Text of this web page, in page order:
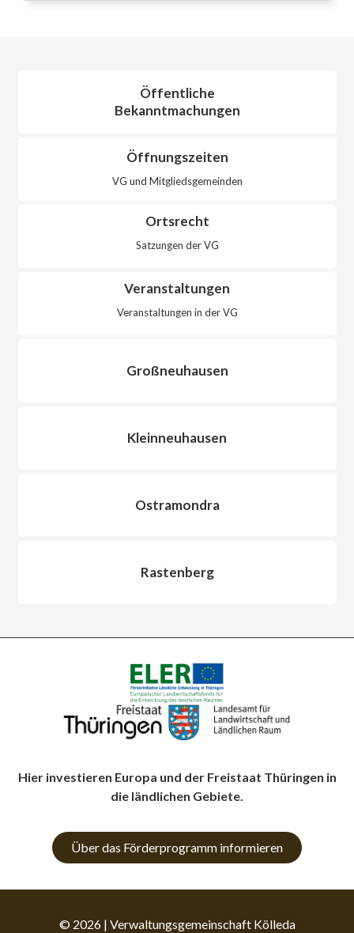
Öffentliche
Bekanntmachungen
Öffnungszeiten
VG und Mitgliedsgemeinden
Ortsrecht
Satzungen der VG
Veranstaltungen
Veranstaltungen in der VG
Großneuhausen
Kleinneuhausen
Ostramondra
Rastenberg
Hier investieren Europa und der Freistaat Thüringen in
die ländlichen Gebiete.
Über das Förderprogramm informieren
© 2026 | Verwaltungsgemeinschaft Kölleda